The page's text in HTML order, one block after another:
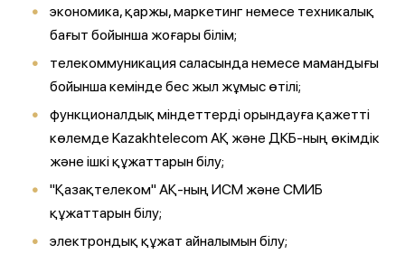
экономика, қаржы, маркетинг немесе техникалық
бағыт бойынша жоғары білім;
телекоммуникация саласында немесе мамандығы
бойынша кемінде бес жыл жұмыс өтілі;
функционалдық міндеттерді орындауға қажетті
көлемде KazakhtelecomАҚ және ДКБ-ның өкімдік
және ішкі құжаттарын білу;
"Қазақтелеком" АҚ-ның ИСМ және СМИБ
құжаттарын білу;
электрондық құжат айналымын білу;